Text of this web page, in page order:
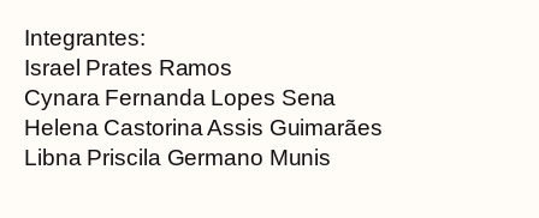
Integrantes:
Israel Prates Ramos
Cynara Fernanda Lopes Sena
Helena Castorina Assis Guimarães
Libna Priscila Germano Munis